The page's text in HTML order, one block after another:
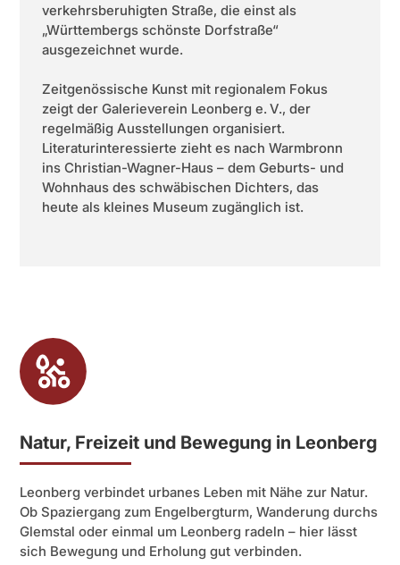
verkehrsberuhigten Straße, die einst als
„Württembergs schönste Dorfstraße“
ausgezeichnet wurde.
Zeitgenössische Kunst mit regionalem Fokus
zeigt der Galerieverein Leonberg e. V., der
regelmäßig Ausstellungen organisiert.
Literaturinteressierte zieht es nach Warmbronn
ins Christian-Wagner-Haus – dem Geburts- und
Wohnhaus des schwäbischen Dichters, das
heute als kleines Museum zugänglich ist.
Natur, Freizeit und Bewegung in Leonberg
Leonberg verbindet urbanes Leben mit Nähe zur Natur.
Ob Spaziergang zum Engelbergturm, Wanderung durchs
Glemstal oder einmal um Leonberg radeln – hier lässt
sich Bewegung und Erholung gut verbinden.